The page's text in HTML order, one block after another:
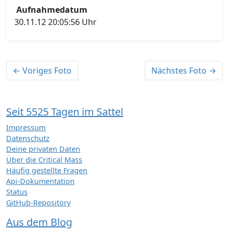
Aufnahmedatum
30.11.12 20:05:56 Uhr
← Voriges Foto Nächstes Foto →
Seit 5525 Tagen im Sattel
Impressum
Datenschutz
Deine privaten Daten
Über die Critical Mass
Häufig gestellte Fragen
Api-Dokumentation
Status
GitHub-Repository
Aus dem Blog